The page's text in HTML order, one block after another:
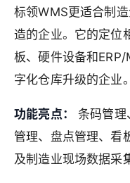
标领WMS更适合制
造的企业。它的定位
板、硬件设备和
字化仓库升级的企业。
功能亮点：
条码管理
管理、盘点管理、看
及制造业现场数据采